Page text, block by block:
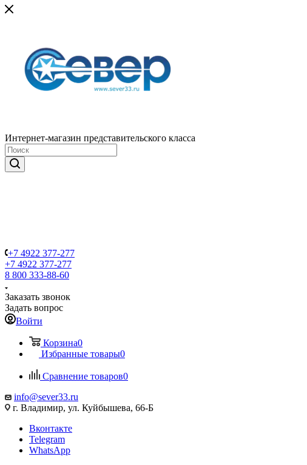
Интернет-магазин представительского класса
+7 4922 377-277
+7 4922 377-277
8 800 333-88-60
Заказать звонок
Задать вопрос
Войти
Корзина0
Избранные товары0
Сравнение товаров0
info@sever33.ru
г. Владимир, ул. Куйбышева, 66-Б
Вконтакте
Telegram
WhatsApp